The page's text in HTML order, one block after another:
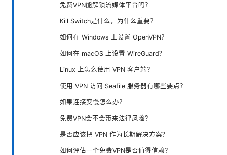
免费VPN能解锁流媒体平台吗？
Kill Switch是什么，为什么重要？
如何在 Windows 上设置 OpenVPN？
如何在 macOS 上设置 WireGuard？
Linux 上怎么使用 VPN 客户端？
使用 VPN 访问 Seafile 服务器有哪些要点？
如果连接变慢怎么办？
免费VPN会不会带来法律风险？
是否应该把 VPN 作为长期解决方案？
如何评估一个免费VPN是否值得信赖？